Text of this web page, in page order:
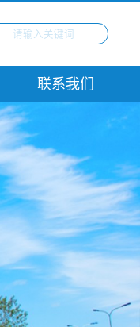
联系我们